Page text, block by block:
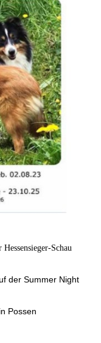
Hessensieger-Schau
der Summer Night
Possen